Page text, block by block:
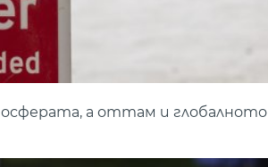
а оттам и глобалното